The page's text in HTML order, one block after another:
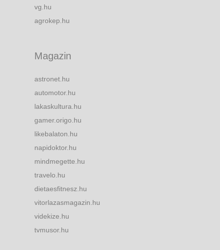
vg.hu
agrokep.hu
Magazin
astronet.hu
automotor.hu
lakaskultura.hu
gamer.origo.hu
likebalaton.hu
napidoktor.hu
mindmegette.hu
travelo.hu
dietaesfitnesz.hu
vitorlazasmagazin.hu
videkize.hu
tvmusor.hu